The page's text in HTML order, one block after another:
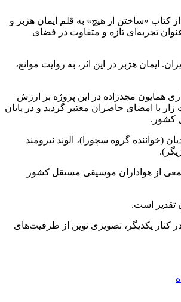
کتاب «ساختن از هیچ» به قلم ایمان هژبر و
تجربه‌ای تازه و متفاوت در فضای
هژبر در این اثر، به روایت موانع،
همایون مجدزاده در این پروژه بر ارزش
با امضای حاضران معتبر گردید و در پایان
کشور.
(خواننده گروه سچورا)، الوند نیرومند
از هواداران موسیقی مستقل کشور
تقدیر است.
کنار یکدیگر، تصویری نوین از ظرفیت‌های